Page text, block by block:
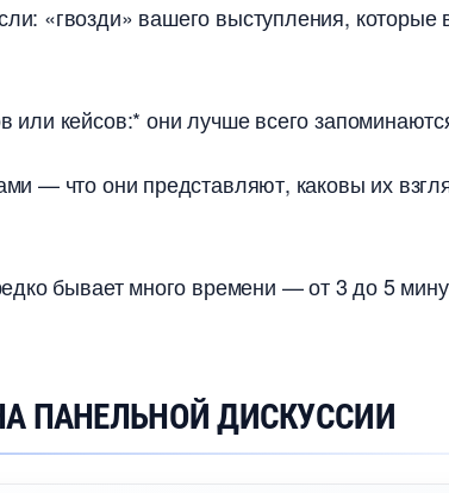
«гвозди» вашего выступления, которые
или кейсов:* они лучше всего
— что они представляют, каковы их
бывает много времени — от 3 до 5
ПАНЕЛЬНОЙ ДИСКУССИИ